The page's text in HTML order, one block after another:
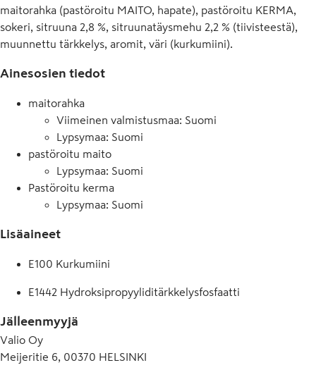
maitorahka (pastöroitu MAITO, hapate), pastöroitu KERMA,
sokeri, sitruuna 2,8 %, sitruunatäysmehu 2,2 % (tiivisteestä),
muunnettu tärkkelys, aromit, väri (kurkumiini).
Ainesosien tiedot
maitorahka
Viimeinen valmistusmaa: Suomi
Lypsymaa: Suomi
pastöroitu maito
Lypsymaa: Suomi
Pastöroitu kerma
Lypsymaa: Suomi
Lisäaineet
E100 Kurkumiini
E1442 Hydroksipropyyliditärkkelysfosfaatti
Jälleenmyyjä
Valio Oy
Meijeritie 6, 00370 HELSINKI